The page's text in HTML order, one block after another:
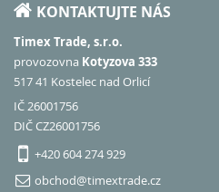
KONTAKTUJTE NÁS
Timex Trade, s.r.o.
provozovna Kotyzova 333
517 41 Kostelec nad Orlicí
IČ 26001756
DIČ CZ26001756
+420 604 274 929
obchod@timextrade.cz